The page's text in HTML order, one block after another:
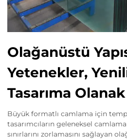
Olağanüstü
Yetenekler,
Tasarıma Olanak
Büyük formatlı camlama için
tasarımcıların geleneksel
sınırlarını zorlamasını sağlayan